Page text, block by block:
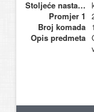
Stoljeće nastanka
Promjer 1
Broj komada 1
Opis predmeta